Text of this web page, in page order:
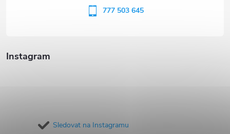
Instagram
Sledovat na Instagramu
777 503 645